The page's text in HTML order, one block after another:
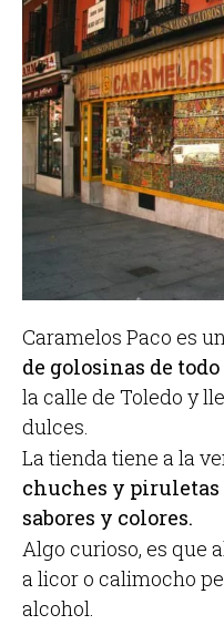
Caramelos Paco es
de golosinas de
la calle de Toledo y
dulces.
La tienda tiene a la
chuches y piruletas
sabores y colores.
Algo curioso, es que
a licor o calimocho
alcohol.